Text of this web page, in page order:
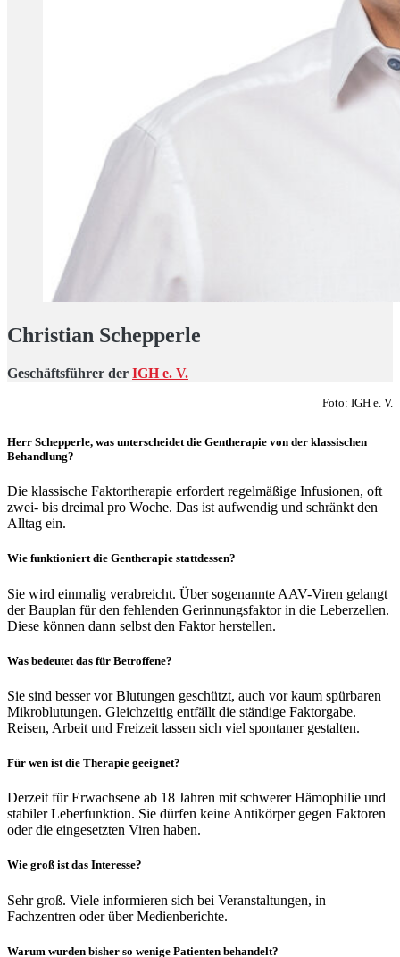
Christian Schepperle
Geschäftsführer der IGH e. V.
Foto: IGH e. V.
Herr Schepperle, was unterscheidet die Gentherapie von der klassischen
Behandlung?
Die klassische Faktortherapie erfordert regelmäßige Infusionen, oft
zwei- bis dreimal pro Woche. Das ist aufwendig und schränkt den
Alltag ein.
Wie funktioniert die Gentherapie stattdessen?
Sie wird einmalig verabreicht. Über sogenannte AAV-Viren gelangt
der Bauplan für den fehlenden Gerinnungsfaktor in die Leberzellen.
Diese können dann selbst den Faktor herstellen.
Was bedeutet das für Betroffene?
Sie sind besser vor Blutungen geschützt, auch vor kaum spürbaren
Mikroblutungen. Gleichzeitig entfällt die ständige Faktorgabe.
Reisen, Arbeit und Freizeit lassen sich viel spontaner gestalten.
Für wen ist die Therapie geeignet?
Derzeit für Erwachsene ab 18 Jahren mit schwerer Hämophilie und
stabiler Leberfunktion. Sie dürfen keine Antikörper gegen Faktoren
oder die eingesetzten Viren haben.
Wie groß ist das Interesse?
Sehr groß. Viele informieren sich bei Veranstaltungen, in
Fachzentren oder über Medienberichte.
Warum wurden bisher so wenige Patienten behandelt?